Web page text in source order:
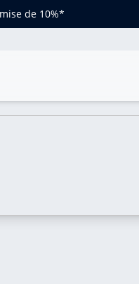
de 10%*